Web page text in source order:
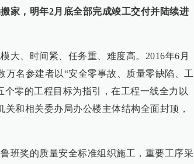
家，明年2月底全部完成竣工交付并陆续进
大、时间紧、任务重、难度高。2016年6月
万名参建者以“安全零事故、质量零缺陷、工
零的工程目标为指引，在工程一线全力以
和相关委办局办公楼主体结构全面封顶，
班奖的质量安全标准组织施工，重要工序采